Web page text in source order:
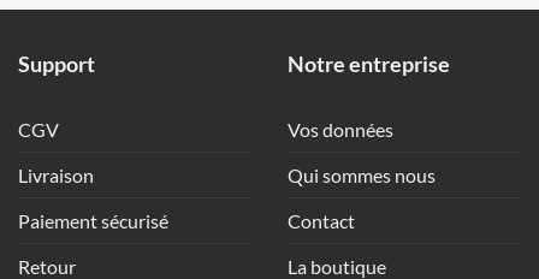
Support
CGV
Livraison
Paiement sécurisé
Retour
Notre entreprise
Vos données
Qui sommes nous
Contact
La boutique